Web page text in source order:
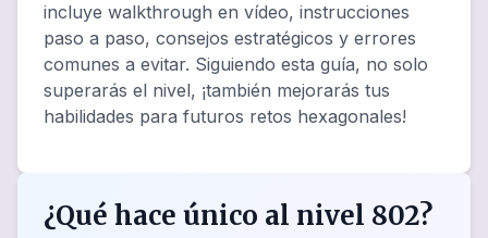
incluye walkthrough en vídeo, instrucciones
paso a paso, consejos estratégicos y errores
comunes a evitar. Siguiendo esta guía, no solo
superarás el nivel, ¡también mejorarás tus
habilidades para futuros retos hexagonales!
¿Qué hace único al nivel 802?